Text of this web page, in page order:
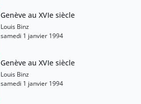
Genève au XVIe siècle
Louis Binz
samedi 1 janvier 1994
Genève au XVIe siècle
Louis Binz
samedi 1 janvier 1994